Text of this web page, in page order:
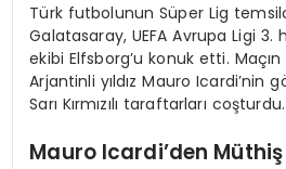
Türk futbolunun Süper Lig
Galatasaray, UEFA Avrupa Ligi
ekibi Elfsborg’u konuk etti. Maçın
Arjantinli yıldız Mauro Icardi’nin
Sarı Kırmızılı taraftarları coşturdu.
Mauro Icardi’den Müthiş